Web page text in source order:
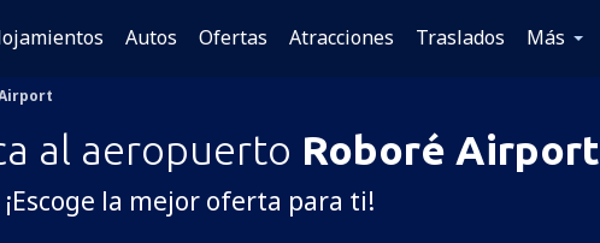
Autos Ofertas Atracciones Traslados Más
al aeropuerto Roboré Airport
¡Escoge la mejor oferta para ti!